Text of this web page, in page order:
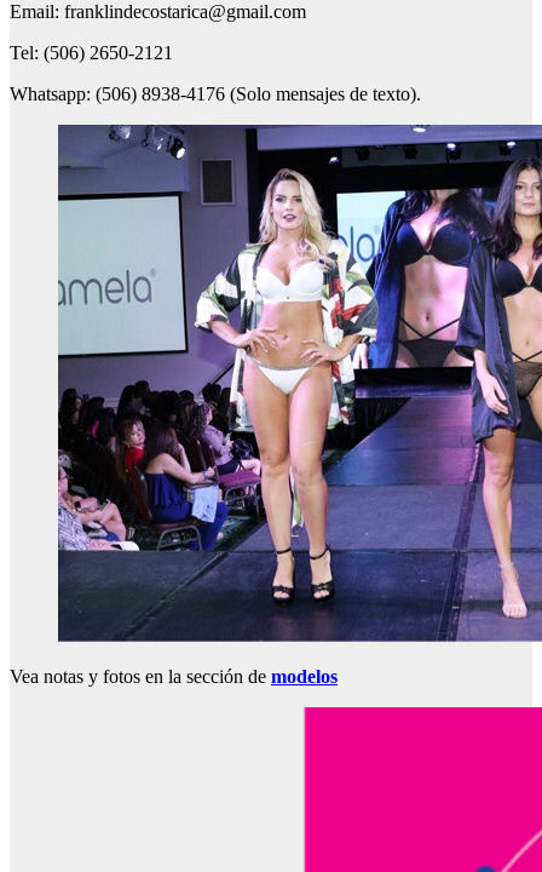
Email: franklindecostarica@gmail.com
Tel: (506) 2650-2121
Whatsapp: (506) 8938-4176 (Solo mensajes de texto).
Vea notas y fotos en la sección de modelos